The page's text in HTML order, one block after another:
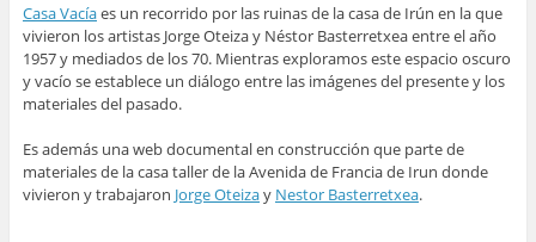
Casa Vacíaes un recorrido por las ruinas de la casa de Irún en la que
vivieron los artistas Jorge Oteiza y Néstor Basterretxea entre el año
1957 y mediados de los 70. Mientras exploramos este espacio oscuro
y vacío se establece un diálogo entre las imágenes del presente y los
materiales del pasado.
Es además una web documental en construcción que parte de
materiales de la casa taller de la Avenida de Francia de Irun donde
vivieron y trabajaron Jorge Oteizay Nestor Basterretxea.